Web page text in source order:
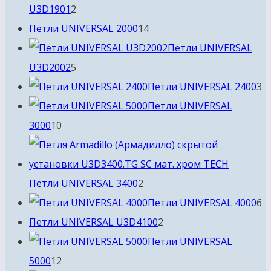
U3D19012
товара
Петли UNIVERSAL 20001414
товаровПетли UNIVERSAL
U3D20025
товаров
Петли UNIVERSAL 24003
Петли UNIVERSAL
300010
товаров
Петли UNIVERSAL 34002
товара
Петли UNIVERSAL 40006
Петли UNIVERSAL U3D41002
товара
Петли UNIVERSAL
500012